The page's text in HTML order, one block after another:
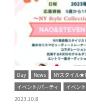
Day News
NYスタイル
イベント/パーティ
イベン
2023.10.8